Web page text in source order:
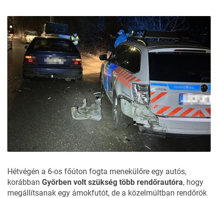
Hétvégén a 6-os főúton fogta menekülőre egy autós,
korábban Győrben volt szükség több rendőrautóra, hogy
megállítsanak egy ámokfutót, de a közelmúltban rendőrök